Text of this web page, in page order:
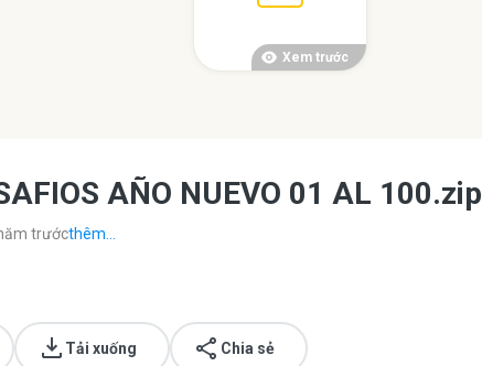
Xem trước
AÑO NUEVO 01 AL 100.zip
trướcthêm...
Tải xuống Chia sẻ